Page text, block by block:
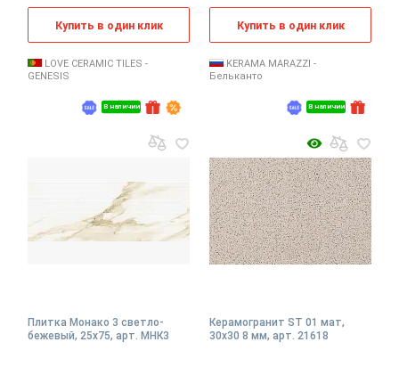
В наличии
Купить в один клик
LOVE CERAMIC TILES -
GENESIS
В наличии
Купить в один клик
KERAMA MARAZZI -
Бельканто
Плитка Монако 3 светло-
бежевый, 25x75, арт. МНК3
Керамогранит ST 01 мат,
30x30 8 мм, арт. 21618